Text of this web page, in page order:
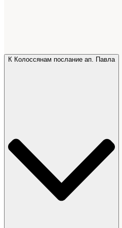
К Колоссянам послание ап. Павла